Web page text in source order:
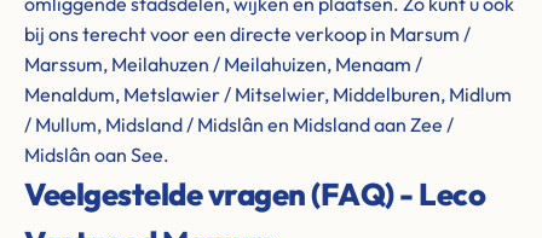
bij ons terecht voor een directe verkoop in Marsum /
Marssum, Meilahuzen / Meilahuizen, Menaam /
Menaldum, Metslawier / Mitselwier, Middelburen, Midlum
/ Mullum, Midsland / Midslân en Midsland aan Zee /
Midslân oan See.
Veelgestelde vragen (FAQ) - Leco